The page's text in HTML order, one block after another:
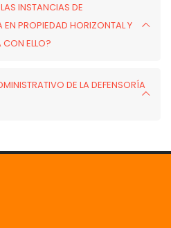
INSTANCIAS DE
PROPIEDAD HORIZONTAL Y
ELLO?
DE LA DEFENSORÍA